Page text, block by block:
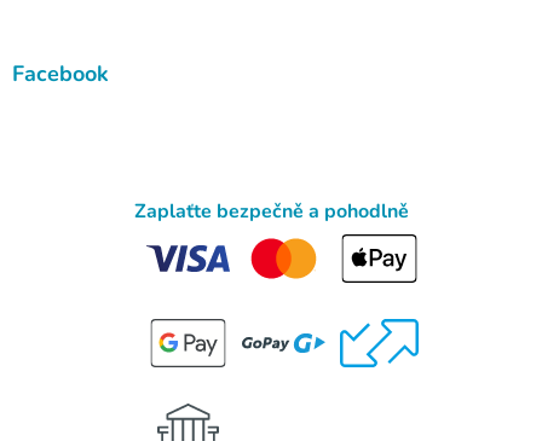
Facebook
Zaplaťte bezpečně a pohodlně